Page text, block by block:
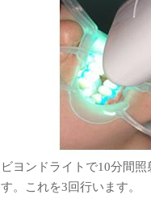
ビヨンドライトで10分間
す。これを3回行います。